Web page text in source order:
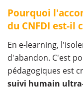
Pourquoi
du CNFDI est-il
En e-learning,
d'abandon. C'est
pédagogiques est
suivi humain